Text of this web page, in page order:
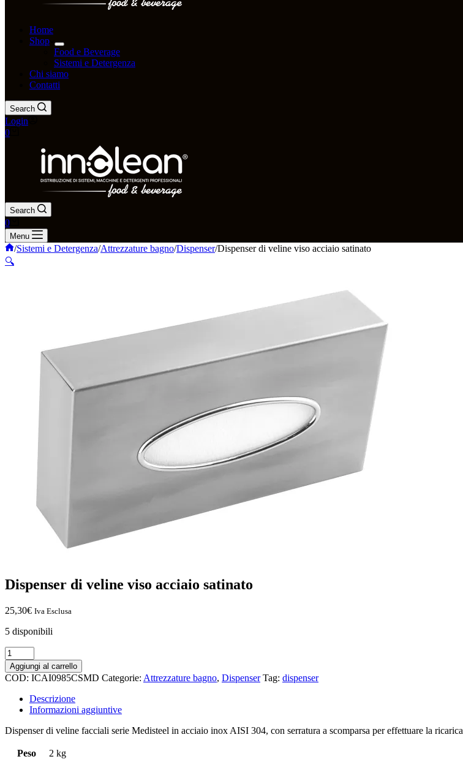
Home
Shop
Food e Beverage
Sistemi e Detergenza
Chi siamo
Contatti
Search
Login
0
Search
0
Menu
/Sistemi e Detergenza/Attrezzature bagno/Dispenser/Dispenser di veline viso acciaio satinato
🔍
Dispenser di veline viso acciaio satinato
25,30€ Iva Esclusa
5 disponibili
Aggiungi al carrello
COD: ICAI0985CSMD Categorie: Attrezzature bagno, Dispenser Tag: dispenser
Descrizione
Informazioni aggiuntive
Dispenser di veline facciali serie Medisteel in acciaio inox AISI 304, con serratura a scomparsa per effettuare la ricarica
Peso 2 kg